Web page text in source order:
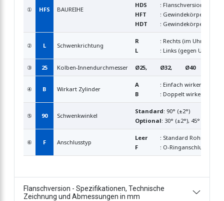
① HFS BAUREIHE
HDS
: Flanschversion,
HFT
: Gewindekörper,
HDT
: Gewindekörper,
② L Schwenkrichtung
R
: Rechts (im
L
: Links (gegen
③ 25 Kolben-Innendurchmesser Ø25, Ø32, Ø40
④ B Wirkart Zylinder
A
: Einfach wirkend
B
: Doppelt wirkend
⑤ 90 Schwenkwinkel
Standard: 90° (±2°)
Optional: 30° (±2°), 45° (±2°),
⑥ F Anschlusstyp
Leer
: Standard
F
: O-Ringanschluss
Flanschversion - Spezifikationen, Technische
Zeichnung und Abmessungen in mm